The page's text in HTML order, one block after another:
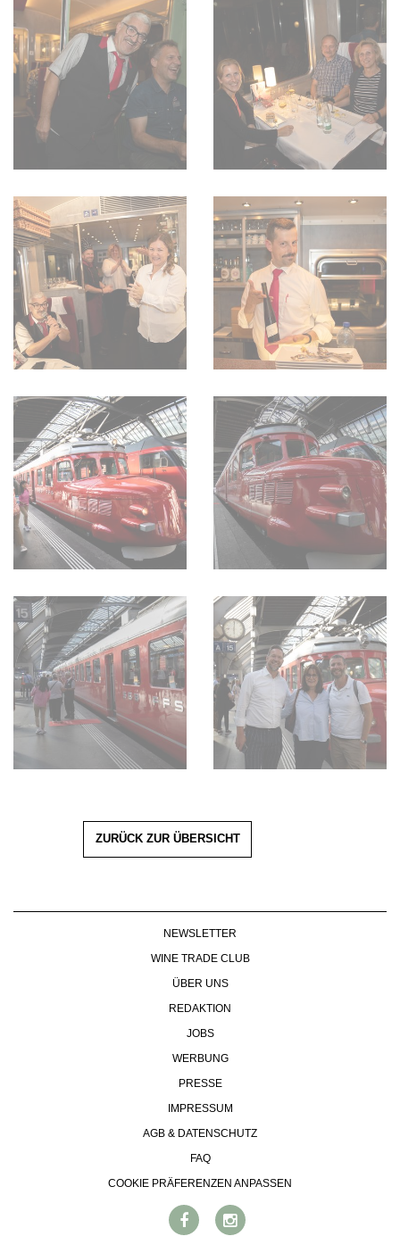
ZURÜCK ZUR ÜBERSICHT
NEWSLETTER
WINE TRADE CLUB
ÜBER UNS
REDAKTION
JOBS
WERBUNG
PRESSE
IMPRESSUM
AGB & DATENSCHUTZ
FAQ
COOKIE PRÄFERENZEN ANPASSEN